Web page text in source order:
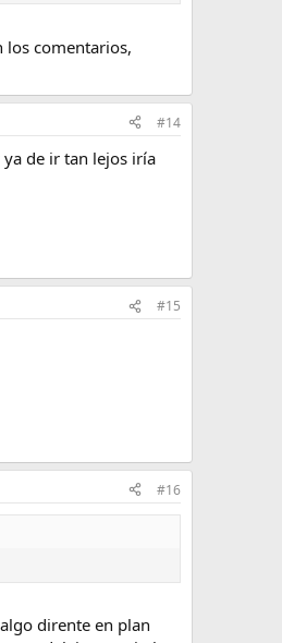
los comentarios,
#14
de ir tan lejos iría
#15
#16
dirente en plan